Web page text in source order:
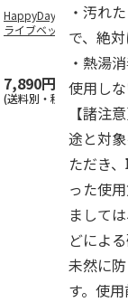
HappyDays 2wayド
ライブベッド グレ
7,890円
(送料別・税込) (
・汚れ
で、絶
・熱湯
使用しな
【諸注
途と対
ただき
った使
まして
どによ
未然に
す。使